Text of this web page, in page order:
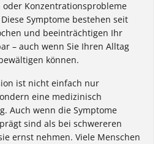
Konzentrationsprobleme
Symptome bestehen seit
und beeinträchtigen Ihr
– auch wenn Sie Ihren Alltag
können.
ist nicht einfach nur
eine medizinisch
Auch wenn die Symptome
sind als bei schwereren
ernst nehmen. Viele Menschen